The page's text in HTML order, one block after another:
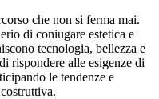
che non si ferma mai.
di coniugare estetica e
tecnologia, bellezza e
rispondere alle esigenze di
le tendenze e